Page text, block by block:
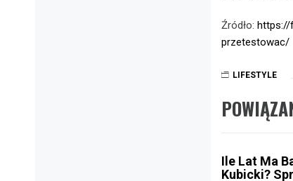
Źródło: https://
przetestowac/
LIFESTYLE
Ile Lat Ma
Kubicki?